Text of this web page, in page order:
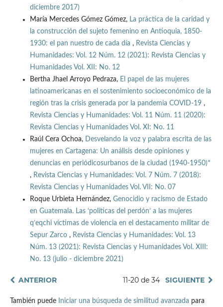
diciembre 2017)
María Mercedes Gómez Gómez, La práctica de la caridad y
la construcción del sujeto femenino en Antioquia, 1850-
1930: el pan nuestro de cada día , Revista Ciencias y
Humanidades: Vol. 12 Núm. 12 (2021): Revista Ciencias y
Humanidades Vol. XII: No. 12
Bertha Jhael Arroyo Pedraza, El papel de las mujeres
latinoamericanas en el sostenimiento socioeconómico de la
región tras la crisis generada por la pandemia COVID-19 ,
Revista Ciencias y Humanidades: Vol. 11 Núm. 11 (2020):
Revista Ciencias y Humanidades Vol. XI: No. 11
Raúl Cera Ochoa, Desvelando la voz y palabra escrita de las
mujeres en Cartagena: Un análisis desde opiniones y
denuncias en periódicosurbanos de la ciudad (1940-1950)*
, Revista Ciencias y Humanidades: Vol. 7 Núm. 7 (2018):
Revista Ciencias y Humanidades Vol. VII: No. 07
Roque Urbieta Hernández, Genocidio y racismo de Estado
en Guatemala. Las ‘políticas del perdón’ a las mujeres
q’eqchi víctimas de violencia en el destacamento militar de
Sepur Zarco , Revista Ciencias y Humanidades: Vol. 13
Núm. 13 (2021): Revista Ciencias y Humanidades Vol. XIII:
No. 13 (julio - diciembre 2021)
ANTERIOR 11-20 de 34 SIGUIENTE
También puede Iniciar una búsqueda de similitud avanzada para